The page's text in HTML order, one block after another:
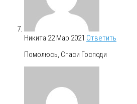
Никита 22 Мар 2021 Ответить
Помолюсь, Спаси Господи